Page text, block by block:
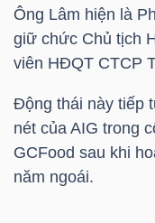
Ông Lâm hiện là
giữ chức Chủ tịch
viên HĐQT CTCP
Động thái này tiếp
nét của AIG trong
GCFood sau khi
năm ngoái.
YẾU
TIÊU
DÙNG